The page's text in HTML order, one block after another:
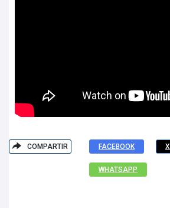
COMPARTIR FACEBOOK X
WHATSAPP